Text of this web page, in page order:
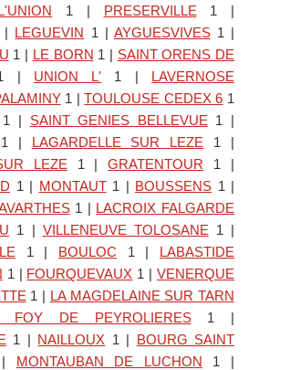
1 | PRESERVILLE 1 |
| LEGUEVIN 1 | AYGUESVIVES1 |
1 | LE BORN 1 | SAINT ORENS DE
| UNION L' 1 | LAVERNOSE
1 |TOULOUSE CEDEX 6 1
| SAINT GENIES BELLEVUE 1 |
| LAGARDELLE SUR LEZE 1 |
LEZE 1 |GRATENTOUR 1 |
1 | MONTAUT1 | BOUSSENS 1 |
1 | LACROIX FALGARDE
1 | VILLENEUVE TOLOSANE 1 |
1 | BOULOC 1 | LABASTIDE
1 | FOURQUEVAUX 1 |VENERQUE
1 | LA MAGDELAINE SUR TARN
FOY DE PEYROLIERES1 |
1 | NAILLOUX 1 | BOURG SAINT
| MONTAUBAN DE LUCHON 1 |